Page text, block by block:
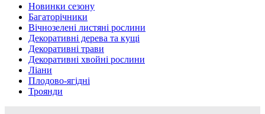
Новинки сезону
Багаторічники
Вічнозелені листяні рослини
Декоративні дерева та кущі
Декоративні трави
Декоративні хвойні рослини
Ліани
Плодово-ягідні
Троянди